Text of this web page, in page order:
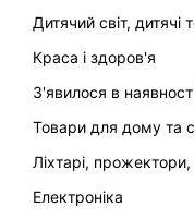
Дитячий світ, дитячі
Краса і здоров'я
З'явилося в
Товари для дому та
Ліхтарі, прожектори,
Електроніка